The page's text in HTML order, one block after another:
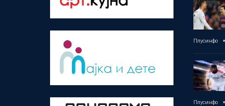
Плусинфо
Плусинфо